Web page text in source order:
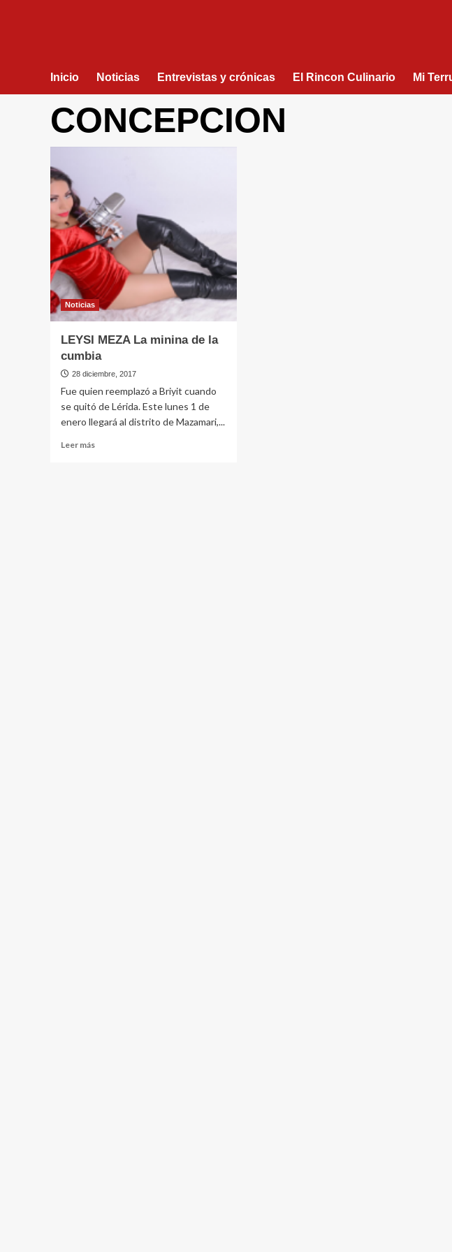
Inicio Noticias Entrevistas y crónicas El Rincon Culinario Mi
CONCEPCION
Noticias
LEYSI MEZA La minina de la
cumbia
28 diciembre, 2017
Fue quien reemplazó a Briyit cuando
se quitó de Lérida. Este lunes 1 de
enero llegará al distrito de Mazamari,...
Leer más